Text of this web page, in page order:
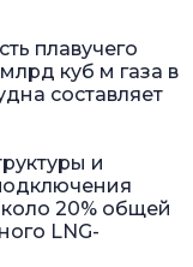
плавучего
куб м газа в
составляет
и
20% общей
LNG-